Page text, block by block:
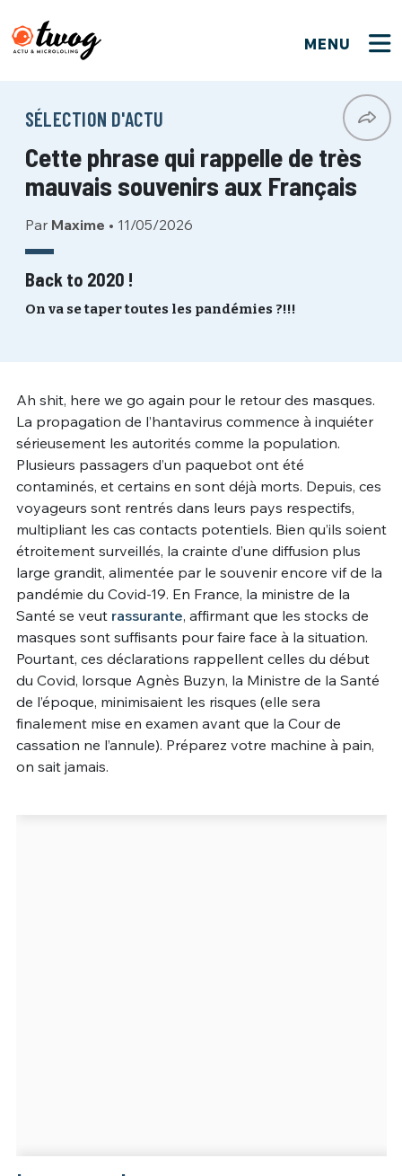
MENU
SÉLECTION D'ACTU
Cette phrase qui rappelle de très
mauvais souvenirs aux Français
Par Maxime • 11/05/2026
Back to 2020 !
On va se taper toutes les pandémies ?!!!
Ah shit, here we go again pour le retour des masques.
La propagation de l’hantavirus commence à inquiéter
sérieusement les autorités comme la population.
Plusieurs passagers d’un paquebot ont été
contaminés, et certains en sont déjà morts. Depuis, ces
voyageurs sont rentrés dans leurs pays respectifs,
multipliant les cas contacts potentiels. Bien qu’ils soient
étroitement surveillés, la crainte d’une diffusion plus
large grandit, alimentée par le souvenir encore vif de la
pandémie du Covid-19. En France, la ministre de la
Santé se veut rassurante, affirmant que les stocks de
masques sont suffisants pour faire face à la situation.
Pourtant, ces déclarations rappellent celles du début
du Covid, lorsque Agnès Buzyn, la Ministre de la Santé
de l’époque, minimisaient les risques (elle sera
finalement mise en examen avant que la Cour de
cassation ne l’annule). Préparez votre machine à pain,
on sait jamais.
Bienvenue !
PSEUDO*
EMAIL*
PASSWORD*
Connexion
PSEUDO
MOT DE PASSE Mot de passe perdu ?
CONNEXION
VOTRE PARTICIPATION
Que souhaitez-vous proposer ?
Quelques tweets
C'EST PARTI
Ma propre sélection
Un Thread
C'EST PARTI